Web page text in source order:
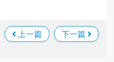
上一篇 下一篇